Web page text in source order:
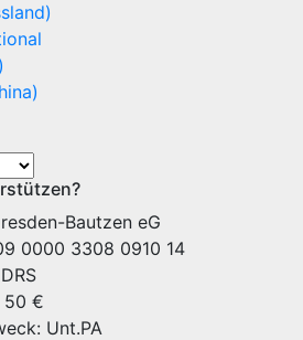
Bautzen eG
0000 3308 0910 14
50 €
Unt.PA